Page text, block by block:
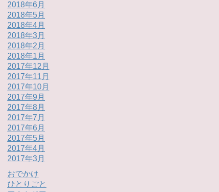
2018年6月
2018年5月
2018年4月
2018年3月
2018年2月
2018年1月
2017年12月
2017年11月
2017年10月
2017年9月
2017年8月
2017年7月
2017年6月
2017年5月
2017年4月
2017年3月
おでかけ
ひとりごと